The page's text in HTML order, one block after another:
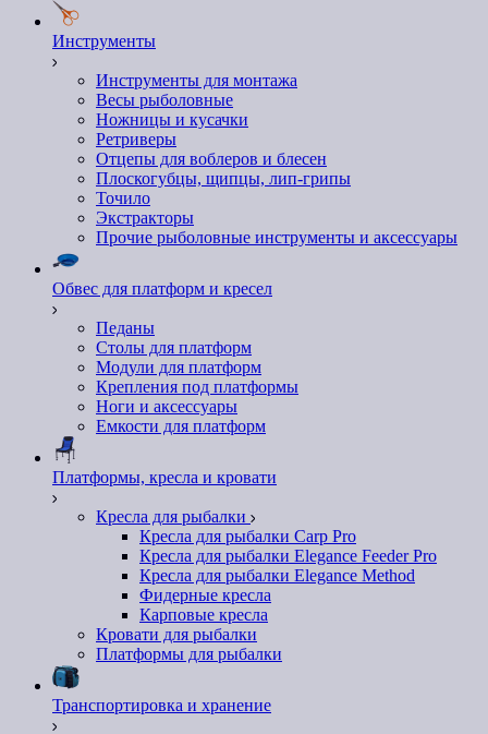
Инструменты
Инструменты для монтажа
Весы рыболовные
Ножницы и кусачки
Ретриверы
Отцепы для воблеров и блесен
Плоскогубцы, щипцы, лип-грипы
Точило
Экстракторы
Прочие рыболовные инструменты и аксессуары
Обвес для платформ и кресел
Педаны
Столы для платформ
Модули для платформ
Крепления под платформы
Ноги и аксессуары
Емкости для платформ
Платформы, кресла и кровати
Кресла для рыбалки
Кресла для рыбалки Carp Pro
Кресла для рыбалки Elegance Feeder Pro
Кресла для рыбалки Elegance Method
Фидерные кресла
Карповые кресла
Кровати для рыбалки
Платформы для рыбалки
Транспортировка и хранение